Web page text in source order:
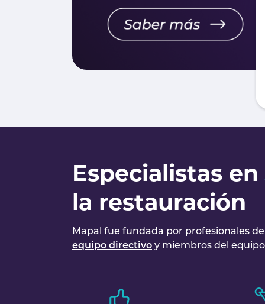
Especialistas en
la restauración
Mapal fue fundada por profesionales
equipo directivo y miembros del